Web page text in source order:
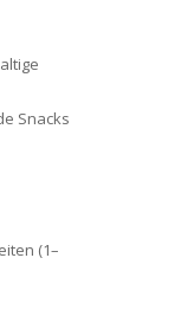
Snacks
(1–